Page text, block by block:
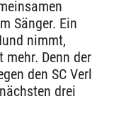
Sänger. Ein
nimmt,
Denn der
den SC Verl
drei